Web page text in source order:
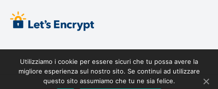
Utilizziamo i cookie per essere sicuri che tu possa avere la
migliore esperienza sul nostro sito. Se continui ad utilizzare
questo sito assumiamo che tu ne sia felice.